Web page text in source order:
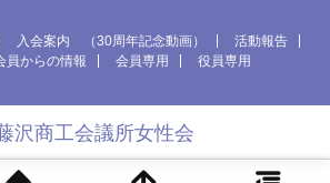
入会案内 （30周年記念動画）
活動報告
員からの情報 会員専用 役員専用
沢商工会議所女性会